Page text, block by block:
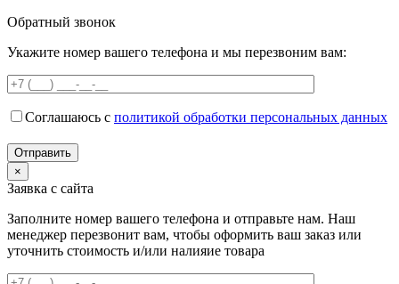
Обратный звонок
Укажите номер вашего телефона и мы перезвоним вам:
Соглашаюсь с политикой обработки персональных данных
×
Заявка с сайта
Заполните номер вашего телефона и отправьте нам. Наш
менеджер перезвонит вам, чтобы оформить ваш заказ или
уточнить стоимость и/или налияие товара